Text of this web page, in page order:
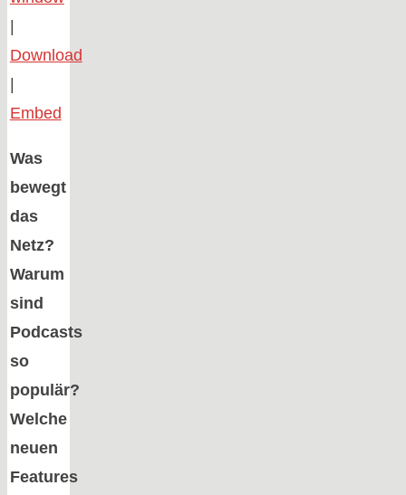
|
Download
|
Embed
Was
bewegt
das
Netz?
Warum
sind
Podcasts
so
populär?
Welche
neuen
Features